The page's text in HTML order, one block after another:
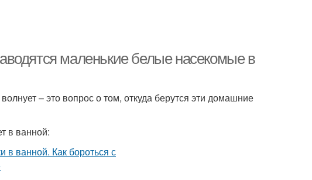
маленькие белые насекомые в
– это вопрос о том, откуда берутся эти домашние
в ванной: